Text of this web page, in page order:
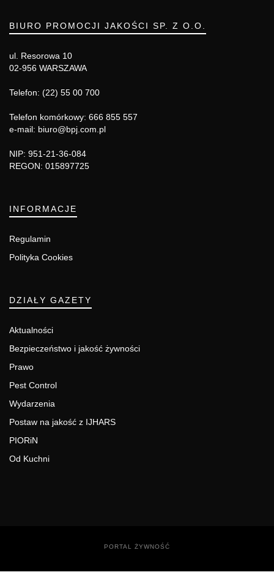
BIURO PROMOCJI JAKOŚCI SP. Z O.O.
ul. Resorowa 10
02-956 WARSZAWA
Telefon: (22) 55 00 700
Telefon komórkowy: 666 855 557
e-mail: biuro@bpj.com.pl
NIP: 951-21-36-084
REGON: 015897725
INFORMACJE
Regulamin
Polityka Cookies
DZIAŁY GAZETY
Aktualności
Bezpieczeństwo i jakość żywności
Prawo
Pest Control
Wydarzenia
Postaw na jakość z IJHARS
PIORiN
Od Kuchni
PORTAL ŻYWNOŚĆ